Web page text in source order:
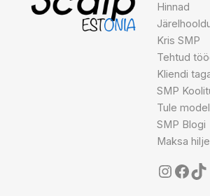
Hinnad
Kris SMP
Tehtud
Kliendi
SMP
Tule
SMP Blogi
Maksa